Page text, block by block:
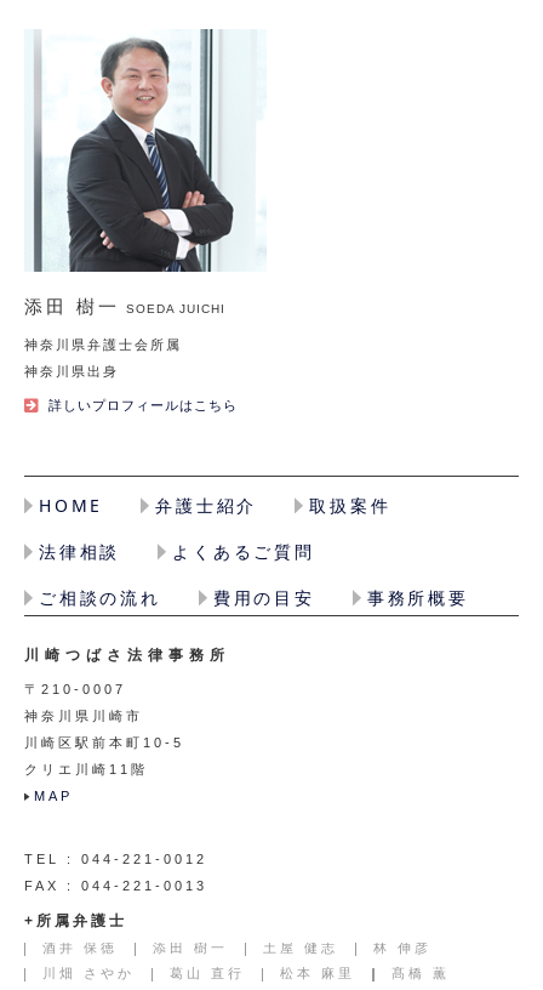
添田 樹一 SOEDA JUICHI
神奈川県弁護士会所属
神奈川県出身
詳しいプロフィールはこちら
HOME 弁護士紹介
取扱案件
法律相談
よくあるご質問
ご相談の流れ
費用の目安 事務所概要
川崎つばさ法律事務所
〒210-0007
神奈川県川崎市
川崎区駅前本町10-5
クリエ川崎11階
MAP
TEL : 044-221-0012
FAX : 044-221-0013
+所属弁護士
酒井 保徳 添田 樹一 土屋 健志
林 伸彦
川畑 さやか
葛山 直行 松本 麻里
髙橋 薫